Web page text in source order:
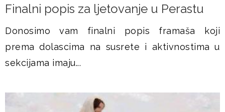
Finalni popis za ljetovanje u Perastu
Donosimo vam finalni popis framaša koji
prema dolascima na susrete i aktivnostima u
sekcijama imaju...